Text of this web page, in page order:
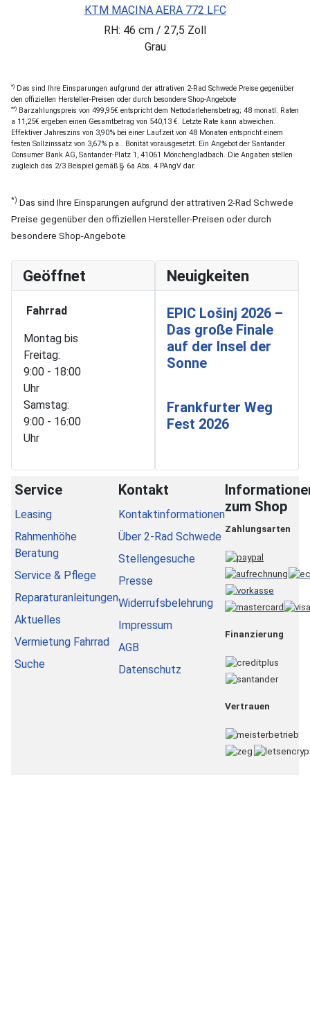
KTM MACINA AERA 772 LFC
RH: 46 cm / 27,5 Zoll
Grau
*) Das sind Ihre Einsparungen aufgrund der attrativen 2-Rad Schwede Preise gegenüber
den offiziellen Hersteller-Preisen oder durch besondere Shop-Angebote
**) Barzahlungspreis von 499,95€ entspricht dem Nettodarlehensbetrag; 48 monatl. Raten
a 11,25€ ergeben einen Gesamtbetrag von 540,13 €. Letzte Rate kann abweichen.
Effektiver Jahreszins von 3,90% bei einer Laufzeit von 48 Monaten entspricht einem
festen Sollzinssatz von 3,67% p.a.. Bonität vorausgesetzt. Ein Angebot der Santander
Consumer Bank AG, Santander-Platz 1, 41061 Mönchengladbach. Die Angaben stellen
zugleich das 2/3 Beispiel gemäß § 6a Abs. 4 PAngV dar.
*) Das sind Ihre Einsparungen aufgrund der attrativen 2-Rad Schwede
Preise gegenüber den offiziellen Hersteller-Preisen oder durch
besondere Shop-Angebote
Geöffnet
Fahrrad
Montag bis
Freitag:
9:00 - 18:00
Uhr
Samstag:
9:00 - 16:00
Uhr
Neuigkeiten
EPIC Lošinj 2026 –
Das große Finale
auf der Insel der
Sonne
Frankfurter Weg
Fest 2026
Service
Leasing
Rahmenhöhe
Beratung
Service & Pflege
Reparaturanleitungen
Aktuelles
Vermietung Fahrrad
Suche
Kontakt
Kontaktinformationen
Über 2-Rad Schwede
Stellengesuche
Presse
Widerrufsbelehrung
Impressum
AGB
Datenschutz
zum Shop
Zahlungsarten
Finanzierung
Vertrauen